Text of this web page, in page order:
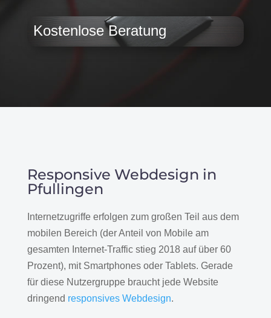
Kostenlose Beratung
Responsive Webdesign in
Pfullingen
Internetzugriffe erfolgen zum großen Teil aus dem
mobilen Bereich (der Anteil von Mobile am
gesamten Internet-Traffic stieg 2018 auf über 60
Prozent), mit Smartphones oder Tablets. Gerade
für diese Nutzergruppe braucht jede Website
dringend responsives Webdesign.